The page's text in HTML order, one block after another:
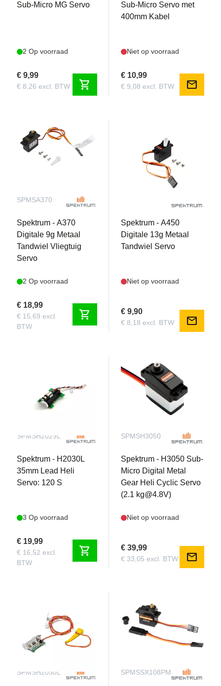
Sub-Micro MG Servo
2 Op voorraad
€ 9,99
€ 8,26 excl. BTW shopping_cart
Sub-Micro Servo met
400mm Kabel
Niet op voorraad
€ 10,99
€ 9,08 excl. BTW mail
SPMSA370
Spektrum - A370
Digitale 9g Metaal
Tandwiel Vliegtuig
Servo
2 Op voorraad
€ 18,99
€ 15,69 excl.
BTW
shopping_cart
Spektrum - A450
Digitale 13g Metaal
Tandwiel Servo
Niet op voorraad
€ 9,90
€ 8,18 excl. BTW mail
SPMSH2029L
Spektrum - H2030L
35mm Lead Heli
Servo: 120 S
3 Op voorraad
€ 19,99
€ 16,52 excl.
BTW
shopping_cart
SPMSH3050
Spektrum - H3050 Sub-
Micro Digital Metal
Gear Heli Cyclic Servo
(2.1 kg@4.8V)
Niet op voorraad
€ 39,99
€ 33,05 excl. BTW mail
SPMSH2030L SPMSSX108PM